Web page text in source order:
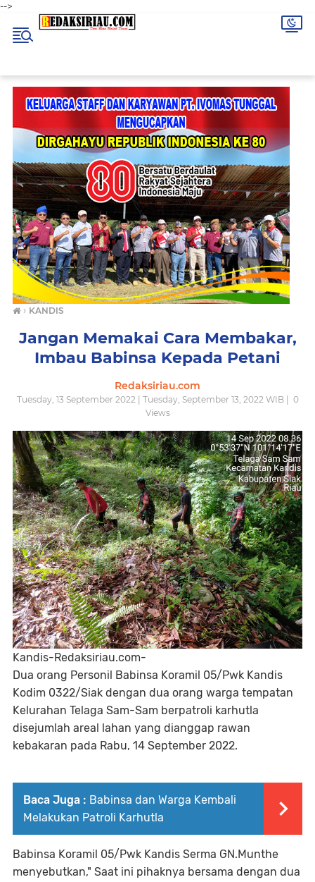
-->
› KANDIS
Jangan Memakai Cara Membakar,
Imbau Babinsa Kepada Petani
Redaksiriau.com
Tuesday, 13 September 2022 | Tuesday, September 13, 2022 WIB |
0
Views
Kandis-Redaksiriau.com-
Dua orang Personil Babinsa Koramil 05/Pwk Kandis
Kodim 0322/Siak dengan dua orang warga tempatan
Kelurahan Telaga Sam-Sam berpatroli karhutla
disejumlah areal lahan yang dianggap rawan
kebakaran pada Rabu, 14 September 2022.
Baca Juga : Babinsa dan Warga Kembali
Melakukan Patroli Karhutla
Babinsa Koramil 05/Pwk Kandis Serma GN.Munthe
menyebutkan," Saat ini pihaknya bersama dengan dua